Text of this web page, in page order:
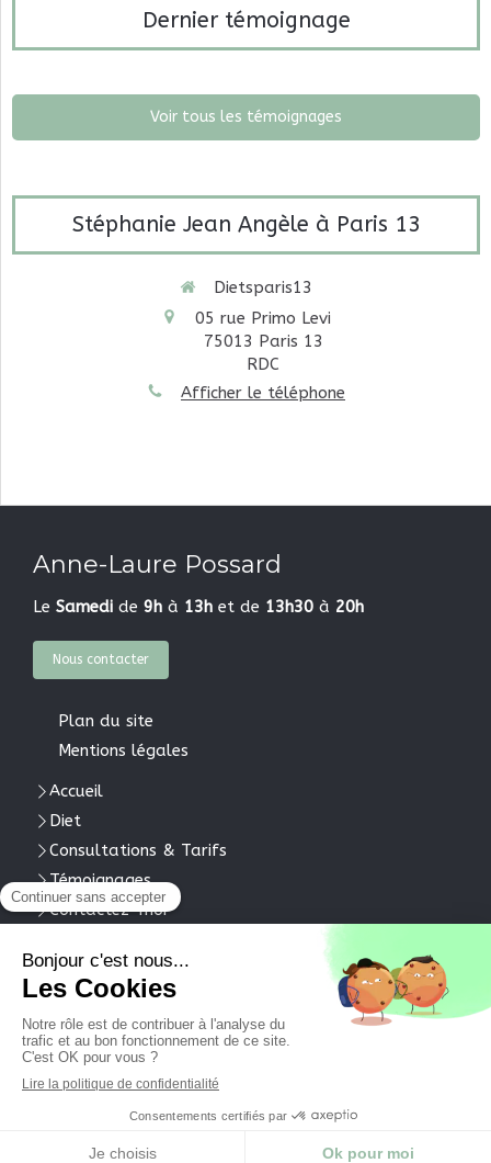
Dernier témoignage
Voir tous les témoignages
Stéphanie Jean Angèle à Paris 13
Dietsparis13
05 rue Primo Levi
75013 Paris 13
RDC
Afficher le téléphone
Anne-Laure Possard
Le Samedi de 9h à 13h et de 13h30 à 20h
Nous contacter
Plan du site
Mentions légales
Accueil
Diet
Consultations & Tarifs
Témoignages
Contactez-moi
Dietsparis13
05 rue Primo Levi
RDC
Afficher le téléphone
dietnutriparis@gmail.com
Création et référencement du site par Simplébo